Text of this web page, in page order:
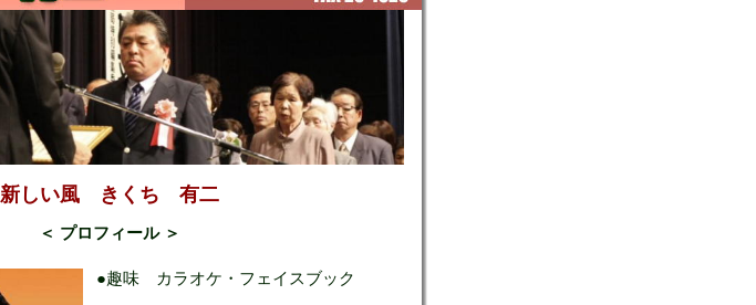
新しい風 きくち 有二
＜ プロフィール ＞
●趣味 カラオケ・フェイスブック